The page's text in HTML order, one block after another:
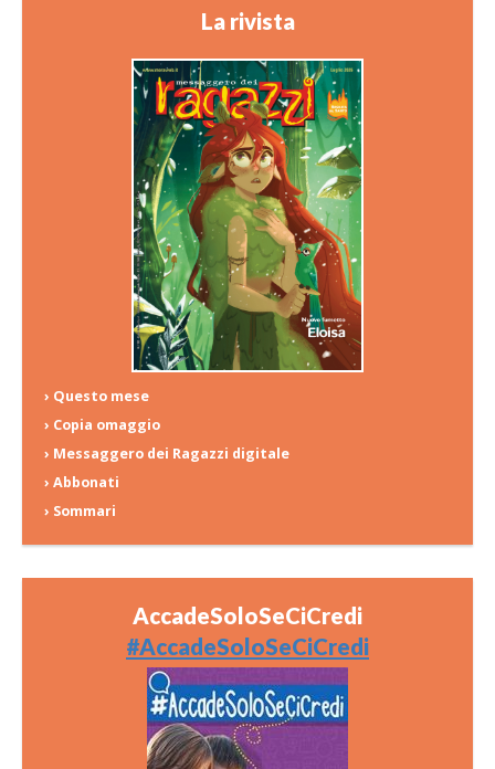
La rivista
› Questo mese
› Copia omaggio
› Messaggero dei Ragazzi digitale
› Abbonati
› Sommari
AccadeSoloSeCiCredi
#AccadeSoloSeCiCredi